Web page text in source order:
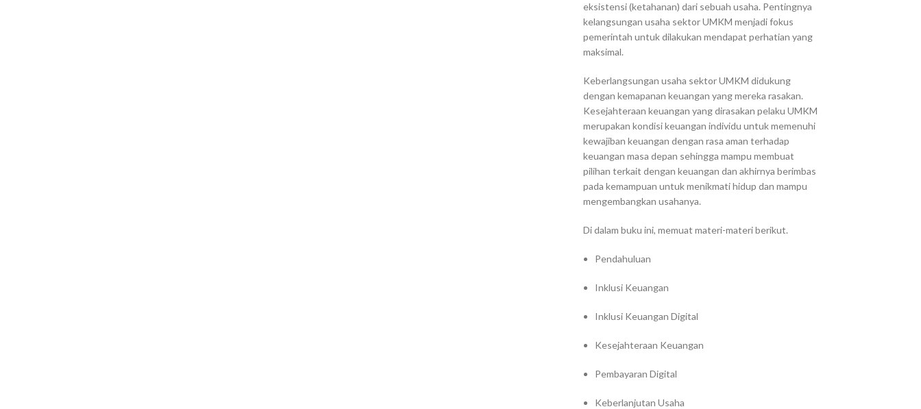
eksistensi (ketahanan) dari sebuah usaha. Pentingnya
kelangsungan usaha sektor UMKM menjadi fokus
pemerintah untuk dilakukan mendapat perhatian yang
maksimal.
Keberlangsungan usaha sektor UMKM didukung
dengan kemapanan keuangan yang mereka rasakan.
Kesejahteraan keuangan yang dirasakan pelaku UMKM
merupakan kondisi keuangan individu untuk memenuhi
kewajiban keuangan dengan rasa aman terhadap
keuangan masa depan sehingga mampu membuat
pilihan terkait dengan keuangan dan akhirnya berimbas
pada kemampuan untuk menikmati hidup dan mampu
mengembangkan usahanya.
Di dalam buku ini, memuat materi-materi berikut.
Pendahuluan
Inklusi Keuangan
Inklusi Keuangan Digital
Kesejahteraan Keuangan
Pembayaran Digital
Keberlanjutan Usaha